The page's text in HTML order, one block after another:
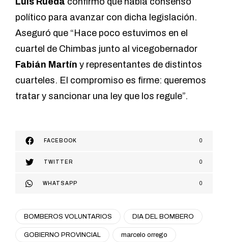
político para avanzar con dicha legislación.
Aseguró que “Hace poco estuvimos en el
cuartel de Chimbas junto al vicegobernador
Fabián Martín y representantes de distintos
cuarteles. El compromiso es firme: queremos
tratar y sancionar una ley que los regule”.
FACEBOOK 0
TWITTER 0
WHATSAPP 0
BOMBEROS VOLUNTARIOS DIA DEL BOMBERO
GOBIERNO PROVINCIAL marcelo orrego